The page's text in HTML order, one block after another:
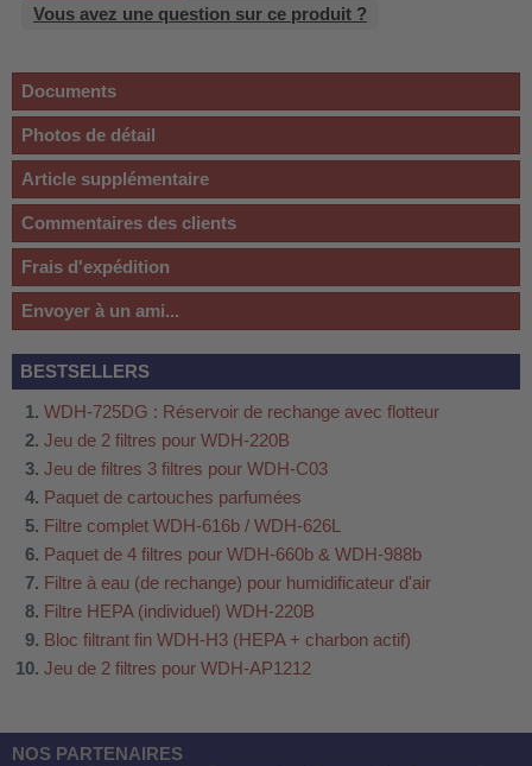
Vous avez une question sur ce produit ?
Documents
Photos de détail
Article supplémentaire
Commentaires des clients
Frais d'expédition
Envoyer à un ami...
BESTSELLERS
WDH-725DG : Réservoir de rechange avec flotteur
Jeu de 2 filtres pour WDH-220B
Jeu de filtres 3 filtres pour WDH-C03
Paquet de cartouches parfumées
Filtre complet WDH-616b / WDH-626L
Paquet de 4 filtres pour WDH-660b & WDH-988b
Filtre à eau (de rechange) pour humidificateur d'air
Filtre HEPA (individuel) WDH-220B
Bloc filtrant fin WDH-H3 (HEPA + charbon actif)
Jeu de 2 filtres pour WDH-AP1212
NOS PARTENAIRES